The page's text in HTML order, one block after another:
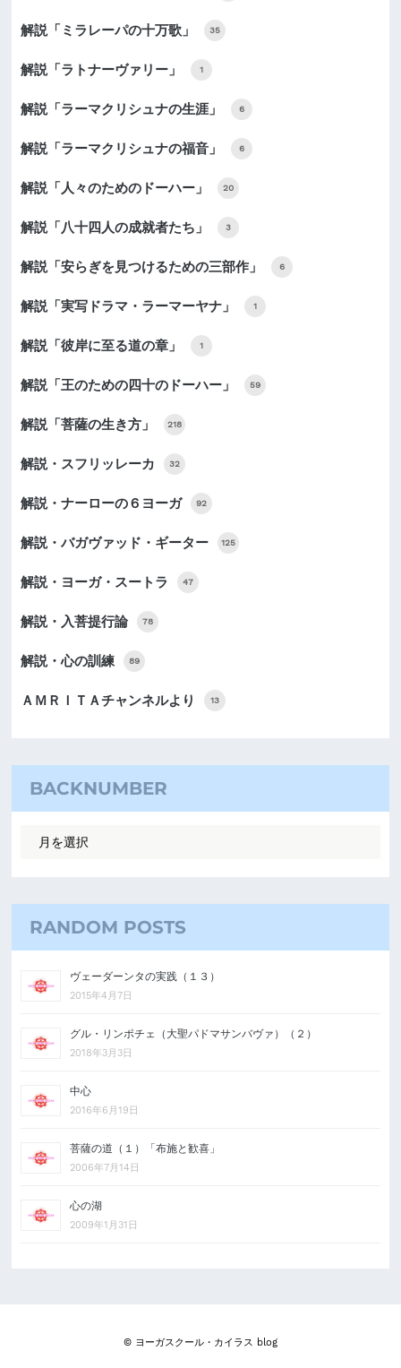
解説「ミラレーパの十万歌」 35
解説「ラトナーヴァリー」 1
解説「ラーマクリシュナの生涯」 6
解説「ラーマクリシュナの福音」 6
解説「人々のためのドーハー」 20
解説「八十四人の成就者たち」 3
解説「安らぎを見つけるための三部作」 6
解説「実写ドラマ・ラーマーヤナ」 1
解説「彼岸に至る道の章」 1
解説「王のための四十のドーハー」 59
解説「菩薩の生き方」 218
解説・スフリッレーカ 32
解説・ナーローの６ヨーガ 92
解説・バガヴァッド・ギーター 125
解説・ヨーガ・スートラ 47
解説・入菩提行論 78
解説・心の訓練 89
ＡＭＲＩＴＡチャンネルより 13
BACKNUMBER
RANDOM POSTS
ヴェーダーンタの実践（１３）
2015年4月7日
グル・リンポチェ（大聖パドマサンバヴァ）（２）
2018年3月3日
中心
2016年6月19日
菩薩の道（１）「布施と歓喜」
2006年7月14日
心の湖
2009年1月31日
© ヨーガスクール・カイラス blog